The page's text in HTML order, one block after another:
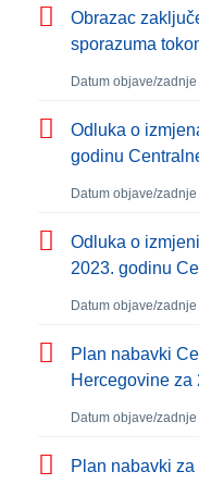
Obrazac
sporazuma
Datum objave/
Odluka o
godinu
Datum objave/
Odluka o
2023. godinu
Datum objave/
Plan nabavki
Hercegovine za
Datum objave/
Plan nabavki